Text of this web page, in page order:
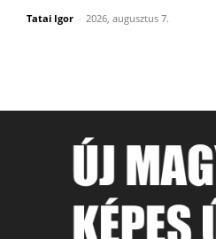
Tatai Igor - 2026, augusztus 7.